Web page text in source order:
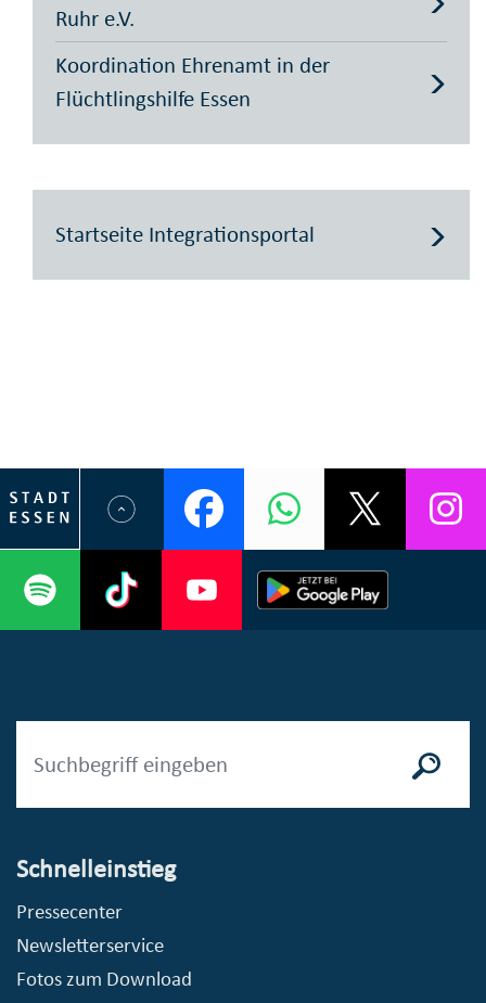
Ruhr e.V.
Koordination Ehrenamt in der
Flüchtlingshilfe Essen
Startseite Integrationsportal
Schnelleinstieg
Pressecenter
Newsletterservice
Fotos zum Download